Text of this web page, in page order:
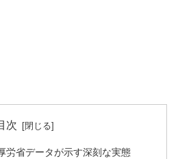
次
労省データが示す深刻な実態